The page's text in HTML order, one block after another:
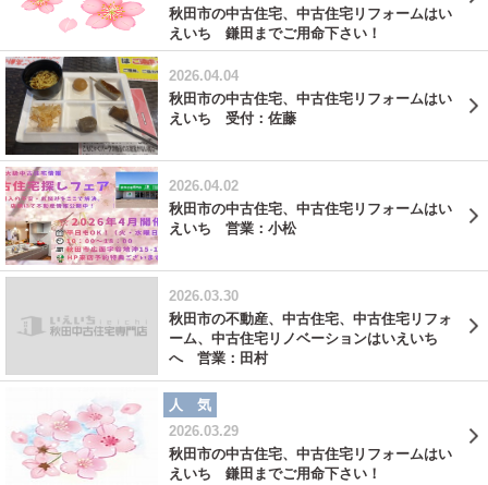
秋田市の中古住宅、中古住宅リフォームはい
えいち 鎌田までご用命下さい！
2026.04.04
秋田市の中古住宅、中古住宅リフォームはい
えいち 受付：佐藤
2026.04.02
秋田市の中古住宅、中古住宅リフォームはい
えいち 営業：小松
2026.03.30
秋田市の不動産、中古住宅、中古住宅リフォ
ーム、中古住宅リノベーションはいえいち
へ 営業：田村
人 気
2026.03.29
秋田市の中古住宅、中古住宅リフォームはい
えいち 鎌田までご用命下さい！